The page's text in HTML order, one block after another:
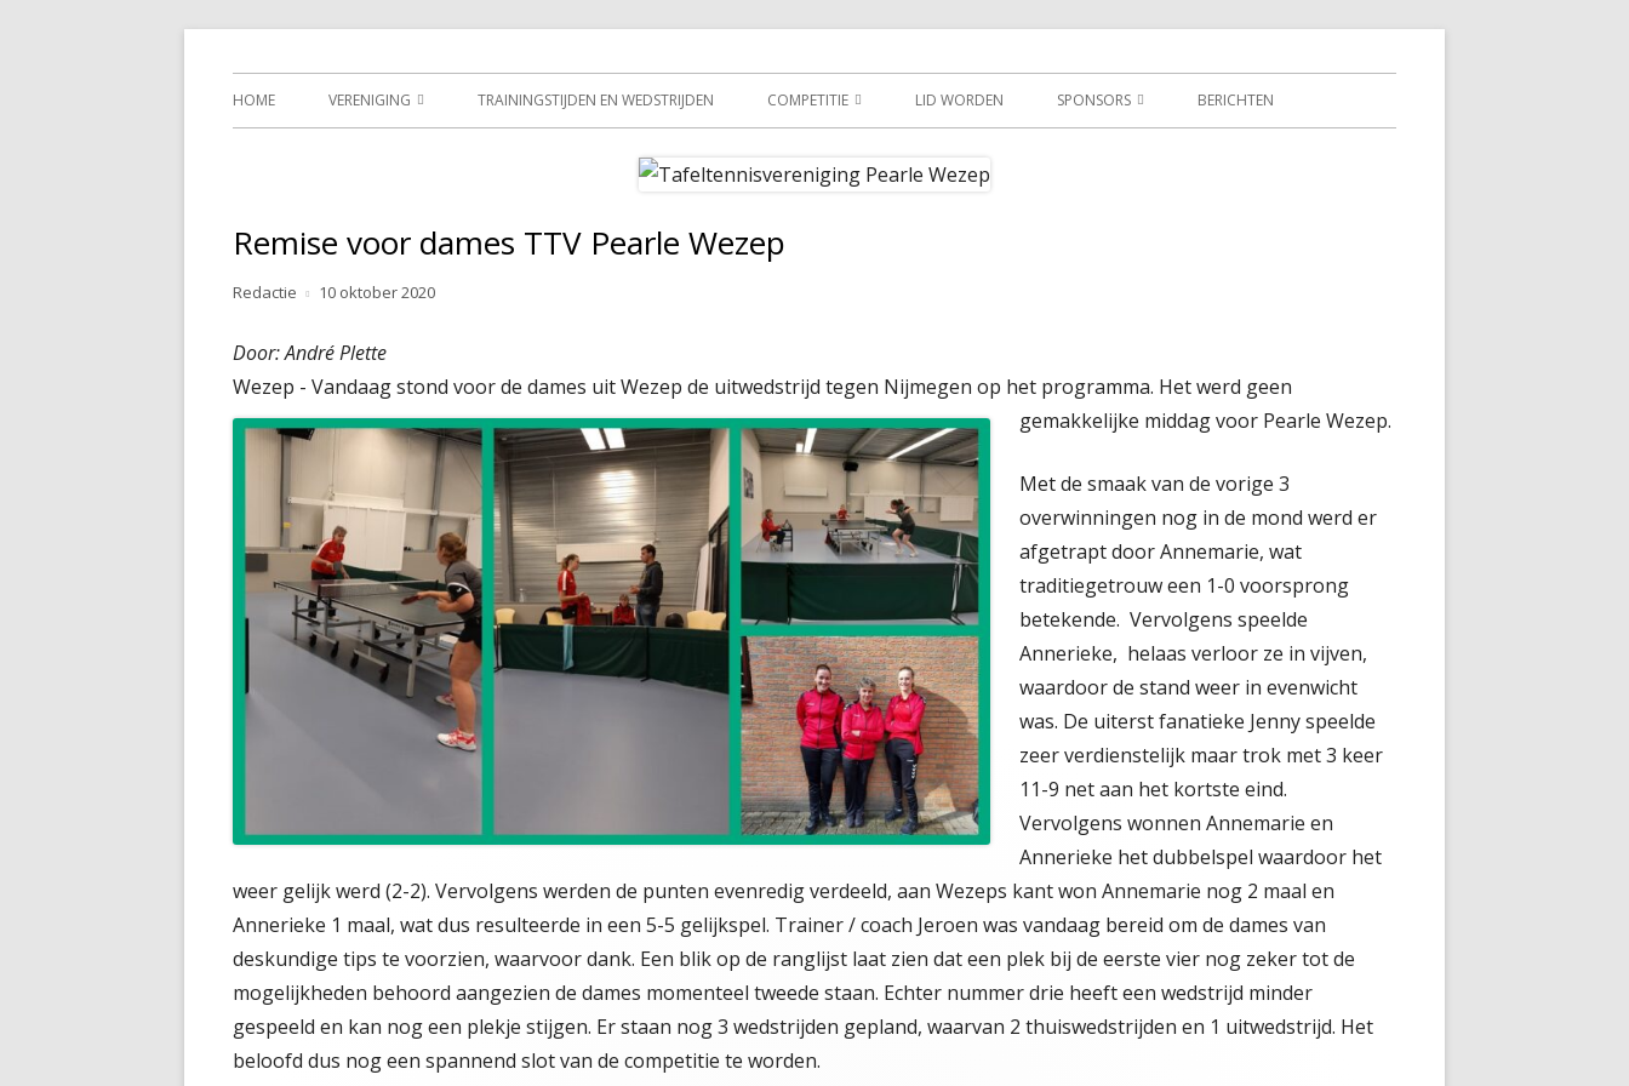
Tafeltennisvereniging Pearle Wezep
Primair
HOME VERENIGING
GESCHIEDENIS
OPRICHTING
UIT DE OUDE DOOS
TRAININGSTIJDEN EN WEDSTRIJDEN COMPETITIE LID WORDEN SPONSORS BERICHTEN
Remise voor dames TTV Pearle Wezep
Auteur
Redactie
Gepubliceerd
10 oktober 2020
Door: André Plette
Wezep - Vandaag stond voor de dames uit Wezep de uitwedstrijd tegen Nijmegen op het programma. Het werd geen
gemakkelijke middag voor Pearle Wezep.
Met de smaak van de vorige 3
overwinningen nog in de mond werd er
afgetrapt door Annemarie, wat
traditiegetrouw een 1-0 voorsprong
betekende. Vervolgens speelde
Annerieke, helaas verloor ze in vijven,
waardoor de stand weer in evenwicht
was. De uiterst fanatieke Jenny speelde
zeer verdienstelijk maar trok met 3 keer
11-9 net aan het kortste eind.
Vervolgens wonnen Annemarie en
Annerieke het dubbelspel waardoor het
weer gelijk werd (2-2). Vervolgens werden de punten evenredig verdeeld, aan Wezeps kant won Annemarie nog 2 maal en
Annerieke 1 maal, wat dus resulteerde in een 5-5 gelijkspel. Trainer / coach Jeroen was vandaag bereid om de dames van
deskundige tips te voorzien, waarvoor dank. Een blik op de ranglijst laat zien dat een plek bij de eerste vier nog zeker tot de
mogelijkheden behoord aangezien de dames momenteel tweede staan. Echter nummer drie heeft een wedstrijd minder
gespeeld en kan nog een plekje stijgen. Er staan nog 3 wedstrijden gepland, waarvan 2 thuiswedstrijden en 1 uitwedstrijd. Het
beloofd dus nog een spannend slot van de competitie te worden.